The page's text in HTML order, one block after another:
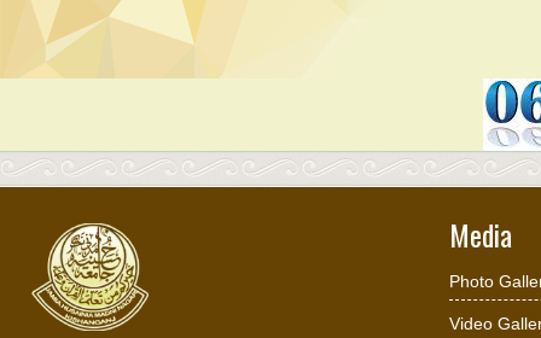
Media
Photo
Video